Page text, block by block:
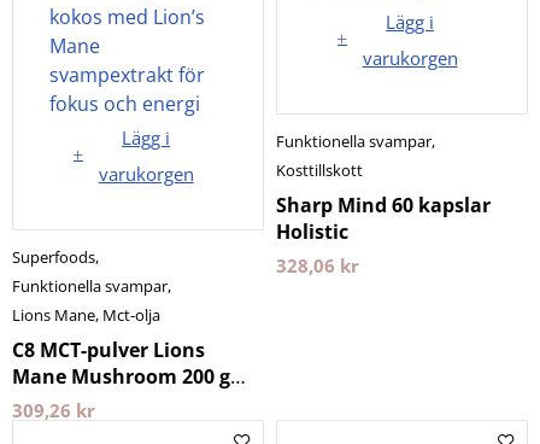
Lägg i
varukorgen
Superfoods,
Funktionella svampar,
Lions Mane, Mct-olja
C8 MCT-pulver Lions
Mane Mushroom 200 g
The Friendly Fat
Company
309,26 kr
Lägg i
varukorgen
Funktionella svampar,
Kosttillskott
Sharp Mind 60 kapslar
Holistic
328,06 kr